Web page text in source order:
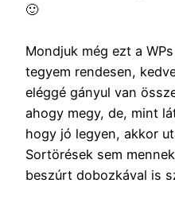
🙂
Mondjuk még ezt a
tegyem rendesen,
eléggé gányul van
ahogy megy, de, mint
hogy jó legyen, akkor
Sortörések sem
beszúrt dobozkával is